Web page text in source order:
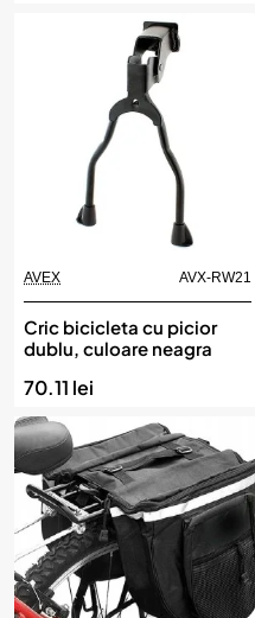
AVEX AVX-RW21
Cric bicicleta cu picior
dublu, culoare neagra
70.11 lei